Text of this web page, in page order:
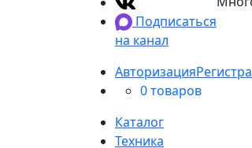
Подписаться
на канал
Авторизация
0 товаров
Каталог
Техника